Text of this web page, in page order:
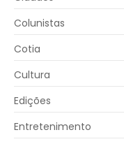
Colunistas
Cotia
Cultura
Edições
Entretenimento